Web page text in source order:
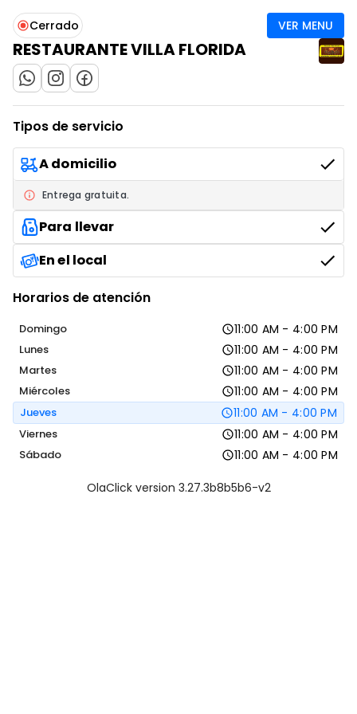
Cerrado VER MENU
RESTAURANTE VILLA FLORIDA
IR AL ENLACE
IR AL ENLACE
IR AL ENLACE
Tipos de servicio
A domicilio
Entrega gratuita.
Para llevar
En el local
Horarios de atención
Domingo 11:00 AM - 4:00 PM
Lunes 11:00 AM - 4:00 PM
Martes 11:00 AM - 4:00 PM
Miércoles 11:00 AM - 4:00 PM
Jueves 11:00 AM - 4:00 PM
Viernes 11:00 AM - 4:00 PM
Sábado 11:00 AM - 4:00 PM
OlaClick version 3.27.3b8b5b6-v2